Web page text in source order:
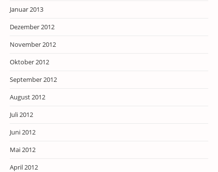
Januar 2013
Dezember 2012
November 2012
Oktober 2012
September 2012
August 2012
Juli 2012
Juni 2012
Mai 2012
April 2012